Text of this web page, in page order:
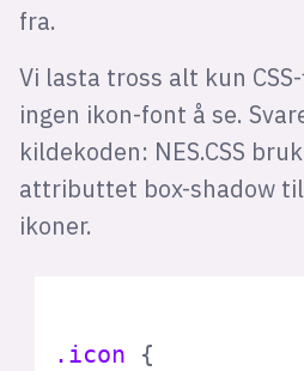
fra.
Vi lasta tross alt kun
ingen ikon-font å se.
kildekoden: NES.CSS
attributtet box-shadow
ikoner.
.icon